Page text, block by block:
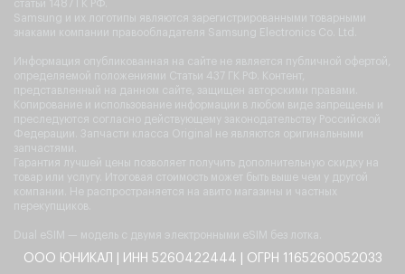
статьи 1487 ГК РФ.
Samsung и их логотипы являются зарегистрированными товарными
знаками компании правообладателя Samsung Electronics Co. Ltd.
Информация опубликованная на сайте не является публичной офертой,
определяемой положениями Статьи 437 ГК РФ. Контент,
представленный на данном сайте, защищен авторскими правами.
Копирование и использование информации в любом виде запрещены и
преследуются согласно действующему законодательству Российской
Федерации. Запчасти класса Original не являются оригинальными
запчастями.
Гарантия лучшей цены позволяет получить дополнительную скидку на
товар или услугу. Итоговая стоимость может быть выше чем у другой
компании. Не распространяется на авито магазины и частных
перекупщиков.
Dual eSIM — модель с двумя электронными eSIM без лотка.
ООО ЮНИКАЛ | ИНН 5260422444 | ОГРН 1165260052033